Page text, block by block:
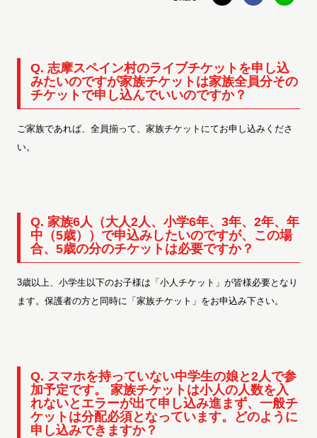
Q. 志摩スペイン村​のライブチケットを申し込
みたいのですが家族チケットは家族全員分その
チケットで申し込んでいいのですか？
ご家族であれば、全員揃って、家族チケットにてお申し込みくださ
い。
Q. 家族6人（大人2人、小学6年、3年、2年、年
中（5歳））で申込みしたいのですが、この場
合、5歳の分のチケットは必要ですか？
3歳以上、小学生以下のお子様は「小人チケット」 が皆様必要となり
ます。保護者の方と同時に「家族チケット」 をお申込み下さい。
Q. スマホを持っていない中学生の娘と2人で参
加予定です。 家族チケットは小人の人数を入
れないとエラーが出て申し込み進まず、一般チ
ケットは分配必須となっています。どのように
申し込みできますか？